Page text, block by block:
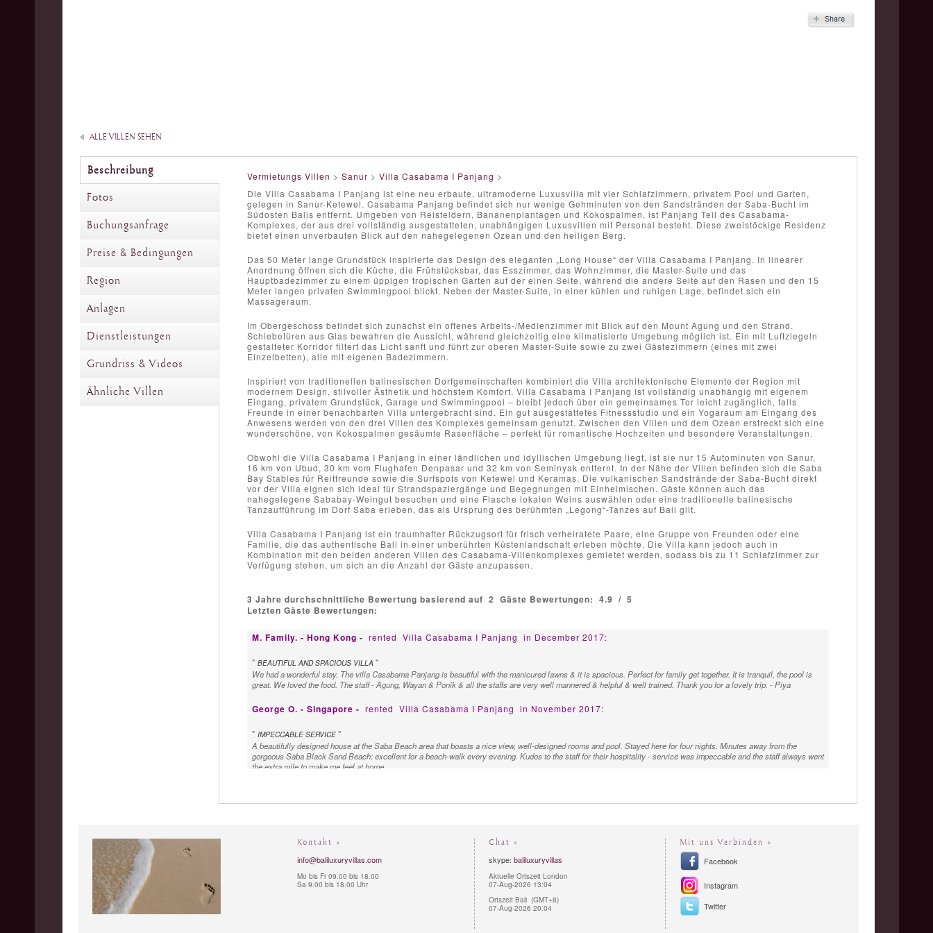
ALLE VILLEN SEHEN
Beschreibung
Fotos
Buchungsanfrage
Preise & Bedingungen
Region
Anlagen
Dienstleistungen
Grundriss & Videos
Ähnliche Villen
Vermietungs Villen > Sanur > Villa Casabama I Panjang >
Die Villa Casabama I Panjang ist eine neu erbaute, ultramoderne Luxusvilla mit vier Schlafzimmern, privatem Pool und Garten,
gelegen in Sanur-Ketewel. Casabama Panjang befindet sich nur wenige Gehminuten von den Sandstränden der Saba-Bucht im
Südosten Balis entfernt. Umgeben von Reisfeldern, Bananenplantagen und Kokospalmen, ist Panjang Teil des Casabama-
Komplexes, der aus drei vollständig ausgestatteten, unabhängigen Luxusvillen mit Personal besteht. Diese zweistöckige Residenz
bietet einen unverbauten Blick auf den nahegelegenen Ozean und den heiligen Berg.
Das 50 Meter lange Grundstück inspirierte das Design des eleganten „Long House“ der Villa Casabama I Panjang. In linearer
Anordnung öffnen sich die Küche, die Frühstücksbar, das Esszimmer, das Wohnzimmer, die Master-Suite und das
Hauptbadezimmer zu einem üppigen tropischen Garten auf der einen Seite, während die andere Seite auf den Rasen und den 15
Meter langen privaten Swimmingpool blickt. Neben der Master-Suite, in einer kühlen und ruhigen Lage, befindet sich ein
Massageraum.
Im Obergeschoss befindet sich zunächst ein offenes Arbeits-/Medienzimmer mit Blick auf den Mount Agung und den Strand.
Schiebetüren aus Glas bewahren die Aussicht, während gleichzeitig eine klimatisierte Umgebung möglich ist. Ein mit Luftziegeln
gestalteter Korridor filtert das Licht sanft und führt zur oberen Master-Suite sowie zu zwei Gästezimmern (eines mit zwei
Einzelbetten), alle mit eigenen Badezimmern.
Inspiriert von traditionellen balinesischen Dorfgemeinschaften kombiniert die Villa architektonische Elemente der Region mit
modernem Design, stilvoller Ästhetik und höchstem Komfort. Villa Casabama I Panjang ist vollständig unabhängig mit eigenem
Eingang, privatem Grundstück, Garage und Swimmingpool – bleibt jedoch über ein gemeinsames Tor leicht zugänglich, falls
Freunde in einer benachbarten Villa untergebracht sind. Ein gut ausgestattetes Fitnessstudio und ein Yogaraum am Eingang des
Anwesens werden von den drei Villen des Komplexes gemeinsam genutzt. Zwischen den Villen und dem Ozean erstreckt sich eine
wunderschöne, von Kokospalmen gesäumte Rasenfläche – perfekt für romantische Hochzeiten und besondere Veranstaltungen.
Obwohl die Villa Casabama I Panjang in einer ländlichen und idyllischen Umgebung liegt, ist sie nur 15 Autominuten von Sanur,
16 km von Ubud, 30 km vom Flughafen Denpasar und 32 km von Seminyak entfernt. In der Nähe der Villen befinden sich die Saba
Bay Stables für Reitfreunde sowie die Surfspots von Ketewel und Keramas. Die vulkanischen Sandstrände der Saba-Bucht direkt
vor der Villa eignen sich ideal für Strandspaziergänge und Begegnungen mit Einheimischen. Gäste können auch das
nahegelegene Sababay-Weingut besuchen und eine Flasche lokalen Weins auswählen oder eine traditionelle balinesische
Tanzaufführung im Dorf Saba erleben, das als Ursprung des berühmten „Legong“-Tanzes auf Bali gilt.
Villa Casabama I Panjang ist ein traumhafter Rückzugsort für frisch verheiratete Paare, eine Gruppe von Freunden oder eine
Familie, die das authentische Bali in einer unberührten Küstenlandschaft erleben möchte. Die Villa kann jedoch auch in
Kombination mit den beiden anderen Villen des Casabama-Villenkomplexes gemietet werden, sodass bis zu 11 Schlafzimmer zur
Verfügung stehen, um sich an die Anzahl der Gäste anzupassen.
3 Jahre durchschnittliche Bewertung basierend auf 2 Gäste Bewertungen: 4.9 / 5
Letzten Gäste Bewertungen:
M. Family. - Hong Kong - rented Villa Casabama I Panjang in December 2017:
" BEAUTIFUL AND SPACIOUS VILLA "
We had a wonderful stay. The villa Casabama Panjang is beautiful with the manicured lawns & it is spacious. Perfect for family get together. It is tranquil, the pool is
great. We loved the food. The staff - Agung, Wayan & Ponik & all the staffs are very well mannered & helpful & well trained. Thank you for a lovely trip. - Piya
George O. - Singapore - rented Villa Casabama I Panjang in November 2017:
" IMPECCABLE SERVICE "
A beautifully designed house at the Saba Beach area that boasts a nice view, well-designed rooms and pool. Stayed here for four nights. Minutes away from the
gorgeous Saba Black Sand Beach; excellent for a beach-walk every evening. Kudos to the staff for their hospitality - service was impeccable and the staff always went
the extra mile to make me feel at home.
Kontakt »
info@baliluxuryvillas.com
Mo bis Fr 09.00 bis 18.00
Sa 9.00 bis 18.00 Uhr
Chat »
skype: baliluxuryvillas
Aktuelle Ortszeit London
07-Aug-2026 13:04
Ortszeit Bali (GMT+8)
07-Aug-2026 20:04
Mit uns Verbinden »
Facebook
Instagram
Twitter